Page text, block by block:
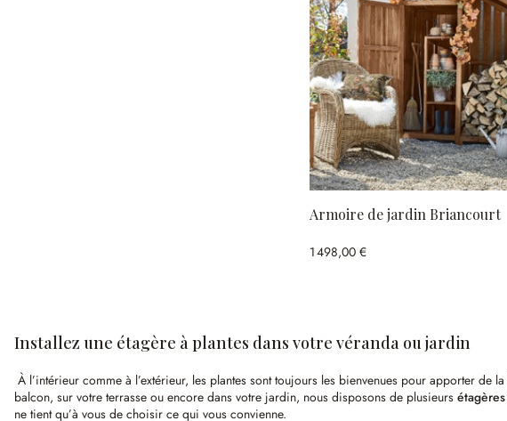
Armoire de jardin Briancourt
1 498,00 €
Installez une étagère à plantes dans votre véranda ou jardin
À l’intérieur comme à l’extérieur, les plantes sont toujours les bienvenues pour apporter
balcon, sur votre terrasse ou encore dans votre jardin, nous disposons de plusieurs
ne tient qu’à vous de choisir ce qui vous convienne.